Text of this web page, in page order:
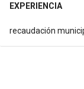
EXPERIENCIA
recaudación